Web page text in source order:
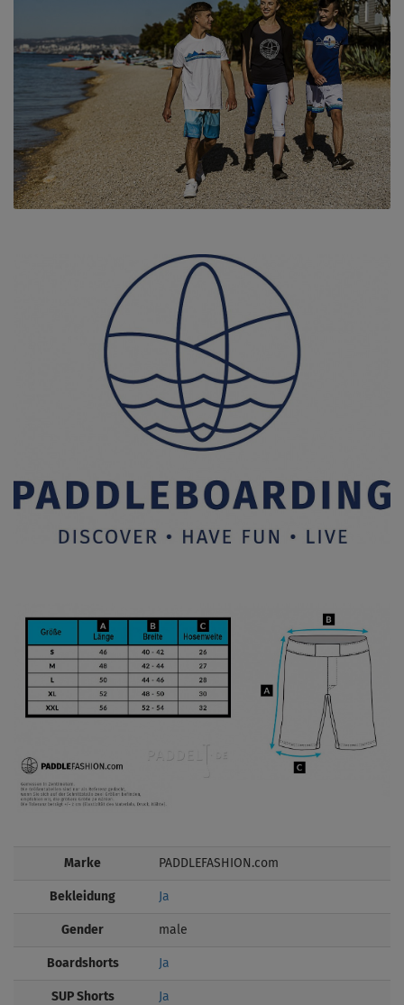
Marke PADDLEFASHION.com
Bekleidung Ja
Gender male
Boardshorts Ja
SUP Shorts Ja